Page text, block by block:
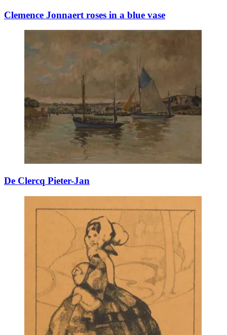
Clemence Jonnaert roses in a blue vase
De Clercq Pieter-Jan